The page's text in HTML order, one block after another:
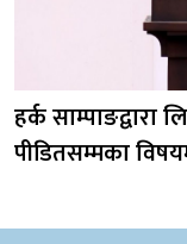
हर्क
पीडितसम्मका